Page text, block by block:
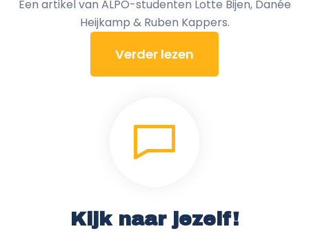
Een artikel van ALPO-studenten Lotte Bijen, Danée
Heijkamp & Ruben Kappers.
Verder lezen
Kijk naar jezelf!